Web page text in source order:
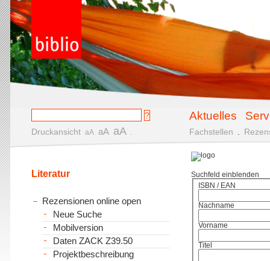
Aktuelles
Druckansicht aA aA aA Fachstellen
Suchfeld einblenden
ISBN / EAN
Nachname
Vorname
Titel
Literatur
Rezensionen online open
Neue Suche
Mobilversion
Daten ZACK Z39.50
Projektbeschreibung